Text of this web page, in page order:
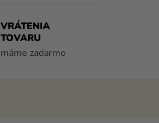
VRÁTENIA
TOVARU
máme zadarmo